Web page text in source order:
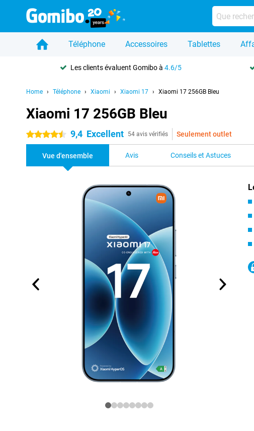
Téléphone Accessoires Tablettes
Les clients évaluent Gomibo à4.6/5
Home Téléphone Xiaomi Xiaomi 17 Xiaomi 17 256GB Bleu
Xiaomi 17 256GB Bleu
4.5 étoiles 9,4 Excellent 54 avis vérifiés Seulement outlet
Vue d'ensemble Avis Conseils et Astuces